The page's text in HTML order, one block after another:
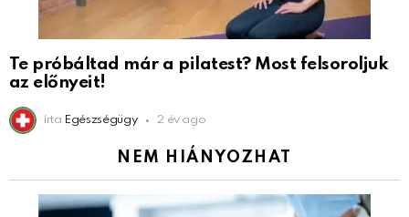
Te próbáltad már a pilatest? Most felsoroljuk
az előnyeit!
írta Egészségügy 2 év ago
NEM HIÁNYOZHAT